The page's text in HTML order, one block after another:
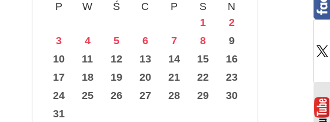
P W Ś C P S
N
1
2
3
4 5 6 7 8
9
10
11 12 13 14 15
16
17
18 19 20 21 22
23
24
25 26 27 28 29
30
31